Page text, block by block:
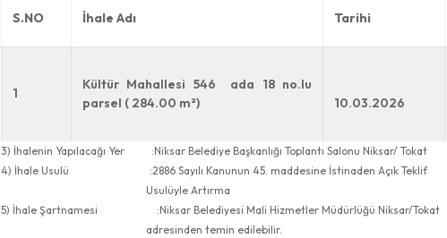
S.NO İhale Adı Tarihi
1
Kültür Mahallesi 546 ada 18 no.lu
parsel ( 284.00 m²) 10.03.2026
3) İhalenin Yapılacağı Yer :Niksar Belediye Başkanlığı Toplantı Salonu Niksar/ Tokat
4) İhale Usulü :2886 Sayılı Kanunun 45. maddesine İstinaden Açık Teklif
Usulüyle Artırma
5) İhale Şartnamesi :Niksar Belediyesi Mali Hizmetler Müdürlüğü Niksar/Tokat
adresinden temin edilebilir.